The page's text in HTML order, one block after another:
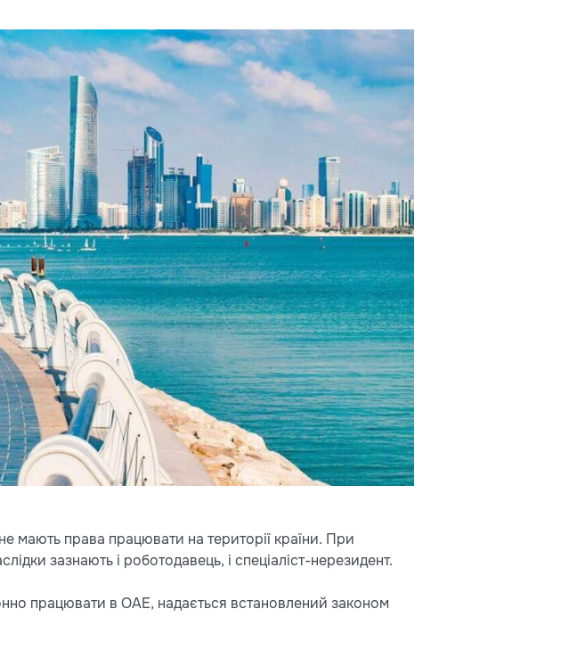
мають права працювати на території країни. При
зазнають і роботодавець, і спеціаліст-нерезидент.
працювати в ОАЕ, надається встановлений законом